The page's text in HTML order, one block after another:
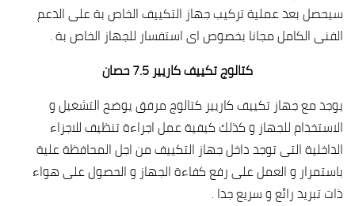
سيحصل بعد عملية تركيب جهاز التكييف الخاص بة على الدعم
الفنى الكامل مجانا بخصوص اى استفسار للجهاز الخاص بة .
كتالوج تكييف كاريير 7.5 حصان
يوجد مع جهاز تكييف كاريير كتالوج مرفق يوضح التشغيل و
الاستخدام للجهاز و كذلك كيفية عمل اجراءة تنظيف للاجزاء
الداخلية التى توجد داخل جهاز التكييف من اجل المحافظة علية
باستمرار و العمل على رفع كفاءة الجهاز و الحصول على هواء
ذات تبريد رائع و سريع جدا .